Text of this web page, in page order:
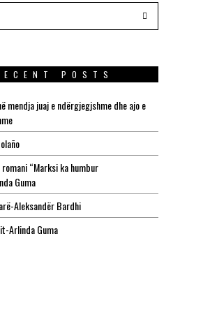
POSTS
mendja juaj e ndërgjegjshme dhe ajo e
“Marksi ka humbur
Guma
Aleksandër Bardhi
Arlinda Guma